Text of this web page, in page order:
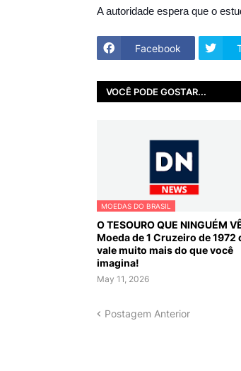
A autoridade espera que o
Facebook
VOCÊ PODE GOSTAR...
MOEDAS DO BRASIL
O TESOURO QUE NINGUÉM
Moeda de 1 Cruzeiro de 1972
vale muito mais do que você
imagina!
May 11, 2026
Postagem Anterior